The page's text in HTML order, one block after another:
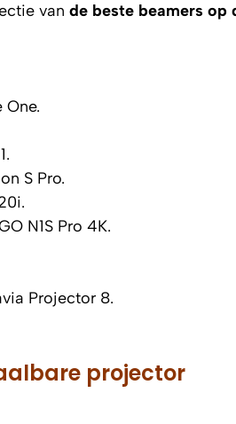
van de beste beamers op
S Pro.
N1S Pro 4K.
Projector 8.
projector